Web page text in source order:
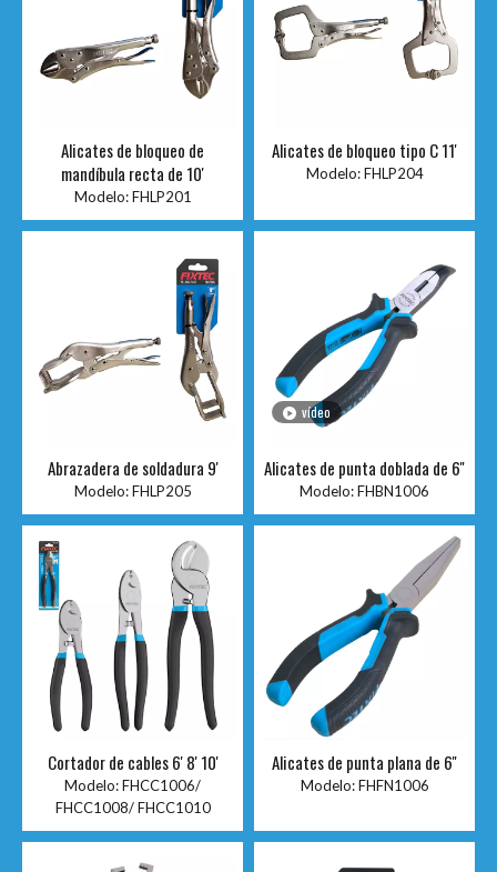
Alicates de bloqueo de
mandíbula recta de 10'
Modelo: FHLP201
Alicates de bloqueo tipo C 11'
Modelo: FHLP204
Abrazadera de soldadura 9'
Modelo: FHLP205
vídeo
Alicates de punta doblada de 6''
Modelo:FHBN1006
Cortador de cables 6' 8' 10'
Modelo:FHCC1006/
FHCC1008/ FHCC1010
Alicates de punta plana de 6''
Modelo: FHFN1006